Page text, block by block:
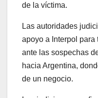
de la víctima.
Las autoridades
apoyo a Interpol para
ante las sospechas
hacia Argentina,
de un negocio.